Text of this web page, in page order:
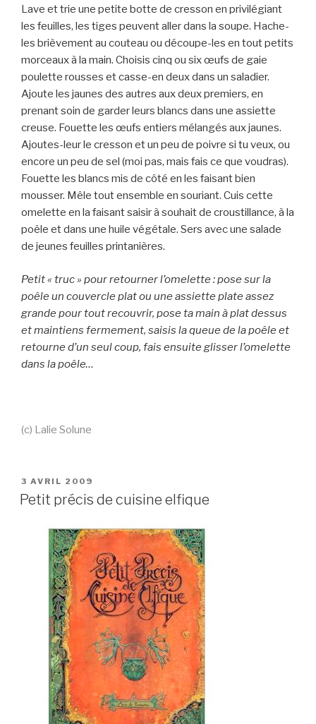
Lave et trie une petite botte de cresson en privilégiant
les feuilles, les tiges peuvent aller dans la soupe. Hache-
les brièvement au couteau ou découpe-les en tout petits
morceaux à la main. Choisis cinq ou six œufs de gaie
poulette rousses et casse-en deux dans un saladier.
Ajoute les jaunes des autres aux deux premiers, en
prenant soin de garder leurs blancs dans une assiette
creuse. Fouette les œufs entiers mélangés aux jaunes.
Ajoutes-leur le cresson et un peu de poivre si tu veux, ou
encore un peu de sel (moi pas, mais fais ce que voudras).
Fouette les blancs mis de côté en les faisant bien
mousser. Mêle tout ensemble en souriant. Cuis cette
omelette en la faisant saisir à souhait de croustillance, à la
poêle et dans une huile végétale. Sers avec une salade
de jeunes feuilles printanières.
Petit « truc » pour retourner l’omelette : pose sur la
poêle un couvercle plat ou une assiette plate assez
grande pour tout recouvrir, pose ta main à plat dessus
et maintiens fermement, saisis la queue de la poêle et
retourne d’un seul coup, fais ensuite glisser l’omelette
dans la poêle…
(c) Lalie Solune
PUBLIÉ
LE
3 AVRIL 2009
Petit précis de cuisine elfique